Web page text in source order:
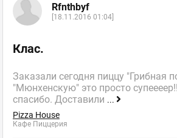
Rfnthbyf
[18.11.2016 01:04]
Клас.
Заказали сегодня пиццу "Грибная
"Мюнхенскую" это просто
спасибо. Доставили ...
Pizza House
Кафе Пиццерия